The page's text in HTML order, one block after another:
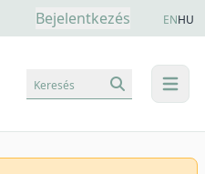
Bejelentkezés ENHU
menu
Keresés